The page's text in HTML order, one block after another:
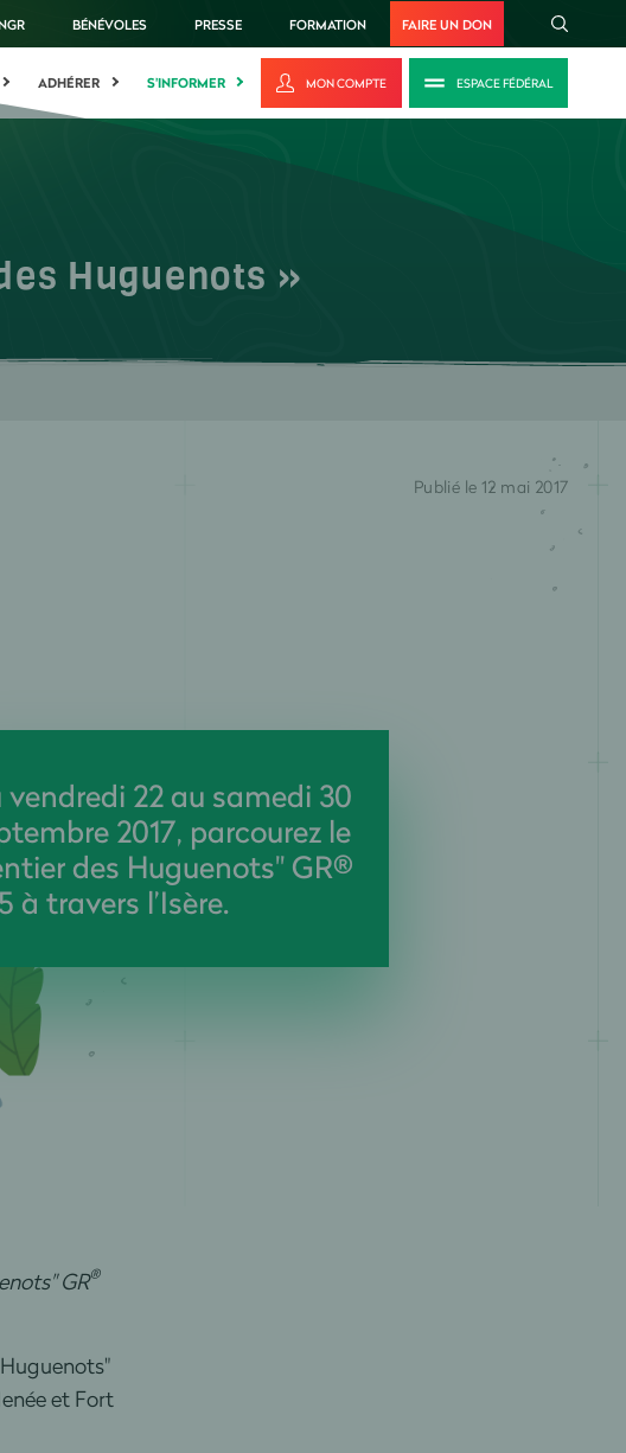
BÉNÉVOLES PRESSE FORMATION FAIRE UN DON
ADHÉRER S'INFORMER MON COMPTE ESPACE FÉDÉRAL
Huguenots »
vendredi 22 au samedi 30
2017, parcourez le
des Huguenots" GR®
à travers l’Isère.
Publié le 12 mai 2017
GR®
et Fort